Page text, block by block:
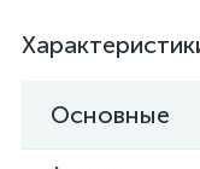
Основные